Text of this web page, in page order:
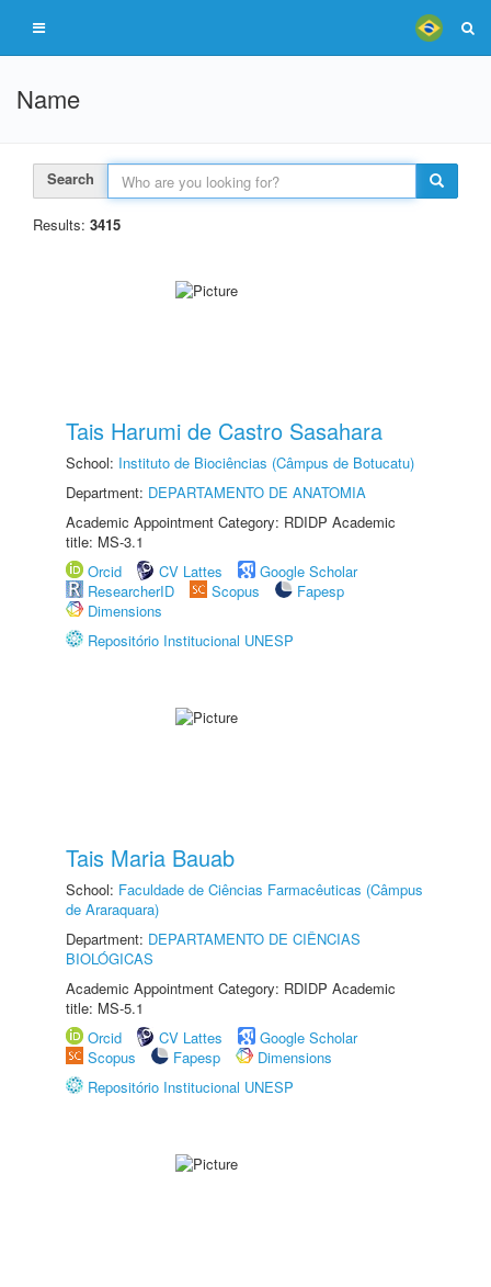
Name
Search
Results: 3415
Tais Harumi de Castro Sasahara
School: Instituto de Biociências (Câmpus de Botucatu)
Department: DEPARTAMENTO DE ANATOMIA
Academic Appointment Category: RDIDP Academic
title: MS-3.1
Orcid
CV Lattes
Google Scholar
ResearcherID
Scopus
Fapesp
Dimensions
Repositório Institucional UNESP
Tais Maria Bauab
School: Faculdade de Ciências Farmacêuticas (Câmpus
de Araraquara)
Department: DEPARTAMENTO DE CIÊNCIAS
BIOLÓGICAS
Academic Appointment Category: RDIDP Academic
title: MS-5.1
Orcid
CV Lattes
Google Scholar
Scopus
Fapesp
Dimensions
Repositório Institucional UNESP